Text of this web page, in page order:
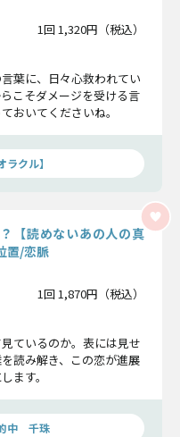
1回 1,320円（税込）
葉に、日々心救われてい
こそダメージを受ける言
いてくださいね。
クル】
【読めないあの人の真
置/恋脈
1回 1,870円（税込）
ているのか。表には見せ
読み解き、この恋が進展
ます。
中 千珠